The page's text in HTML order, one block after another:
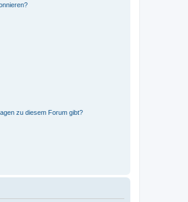
zu diesem Forum gibt?